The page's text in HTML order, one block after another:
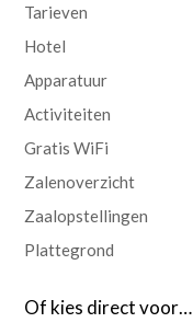
Tarieven
Hotel
Apparatuur
Activiteiten
Gratis WiFi
Zalenoverzicht
Zaalopstellingen
Plattegrond
Of kies direct voor…